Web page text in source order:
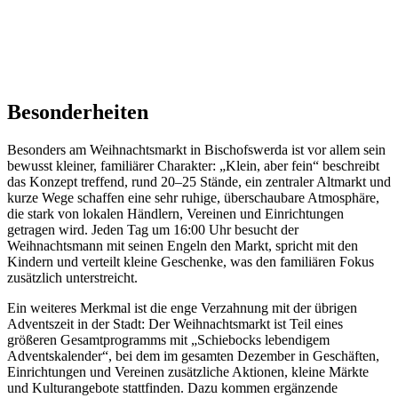
Besonderheiten
Besonders am Weihnachtsmarkt in Bischofswerda ist vor allem sein
bewusst kleiner, familiärer Charakter: „Klein, aber fein“ beschreibt
das Konzept treffend, rund 20–25 Stände, ein zentraler Altmarkt und
kurze Wege schaffen eine sehr ruhige, überschaubare Atmosphäre,
die stark von lokalen Händlern, Vereinen und Einrichtungen
getragen wird. Jeden Tag um 16:00 Uhr besucht der
Weihnachtsmann mit seinen Engeln den Markt, spricht mit den
Kindern und verteilt kleine Geschenke, was den familiären Fokus
zusätzlich unterstreicht.
Ein weiteres Merkmal ist die enge Verzahnung mit der übrigen
Adventszeit in der Stadt: Der Weihnachtsmarkt ist Teil eines
größeren Gesamtprogramms mit „Schiebocks lebendigem
Adventskalender“, bei dem im gesamten Dezember in Geschäften,
Einrichtungen und Vereinen zusätzliche Aktionen, kleine Märkte
und Kulturangebote stattfinden. Dazu kommen ergänzende